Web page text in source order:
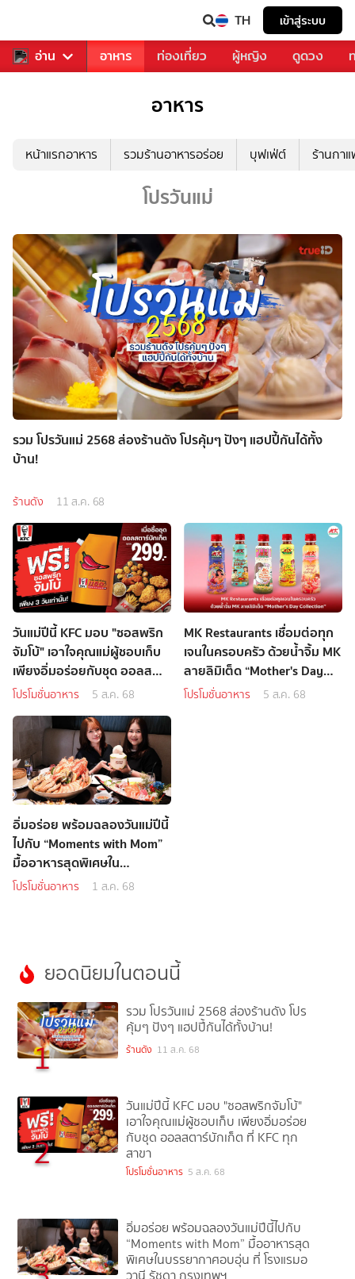
TH เข้าสู่ระบบ
อ่าน
รวงการเพลง อาหาร ท่องเที่ยว ผู้หญิง ดูดวง
อาหาร
หน้าแรกอาหาร รวมร้านอาหารอร่อย บุฟเฟ่ต์ ร้านกา
โปรวันแม่
รวม โปรวันแม่ 2568 ส่องร้านดัง โปรคุ้มๆ ปังๆ แฮปปี้กันได้ทั้ง
บ้าน!
ร้านดัง 11 ส.ค. 68
วันแม่ปีนี้ KFC มอบ "ซอสพริก
จัมโบ้" เอาใจคุณแม่ผู้ชอบเก็บ
เพียงอิ่มอร่อยกับชุด ออลส
ตาร์บักเก็ต ที่ KFC ทุกสาขา
โปรโมชั่นอาหาร 5 ส.ค. 68
MK Restaurants เชื่อมต่อทุก
เจนในครอบครัว ด้วยน้ำจิ้ม MK
ลายลิมิเต็ด “Mother's Day
Collection”
โปรโมชั่นอาหาร 5 ส.ค. 68
อิ่มอร่อย พร้อมฉลองวันแม่ปีนี้
ไปกับ “Moments with Mom”
มื้ออาหารสุดพิเศษใน
บรรยากาศอบอุ่น ที่ โรงแรมอ
โปรโมชั่นอาหาร 1 ส.ค. 68
ยอดนิยมในตอนนี้
1
รวม โปรวันแม่ 2568 ส่องร้านดัง โปร
คุ้มๆ ปังๆ แฮปปี้กันได้ทั้งบ้าน!
ร้านดัง 11 ส.ค. 68
2
วันแม่ปีนี้ KFC มอบ "ซอสพริกจัมโบ้"
เอาใจคุณแม่ผู้ชอบเก็บ เพียงอิ่มอร่อย
กับชุด ออลสตาร์บักเก็ต ที่ KFC ทุก
สาขา
โปรโมชั่นอาหาร 5 ส.ค. 68
อิ่มอร่อย พร้อมฉลองวันแม่ปีนี้ไปกับ
“Moments with Mom” มื้ออาหารสุด
พิเศษในบรรยากาศอบอุ่น ที่ โรงแรมอ